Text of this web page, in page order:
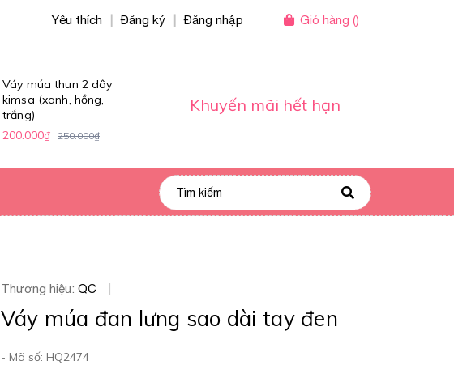
Yêu thích Đăng ký Đăng nhập Giỏ hàng ()
Váy múa thun 2 dây
kimsa (xanh, hồng,
trắng)
200.000₫ 250.000₫
Khuyến mãi hết hạn
Thương hiệu: QC
Váy múa đan lưng sao dài tay đen
- Mã số: HQ2474